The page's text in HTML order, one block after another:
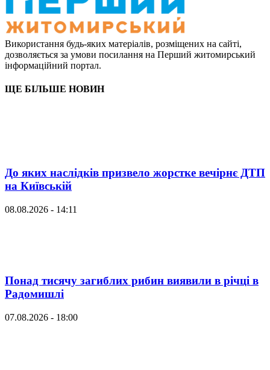
Використання будь-яких матеріалів, розміщених на сайті,
дозволяється за умови посилання на Перший житомирський
інформаційний портал.
ЩЕ БІЛЬШЕ НОВИН
До яких наслідків призвело жорстке вечірнє ДТП
на Київській
08.08.2026 - 14:11
Понад тисячу загиблих рибин виявили в річці в
Радомишлі
07.08.2026 - 18:00